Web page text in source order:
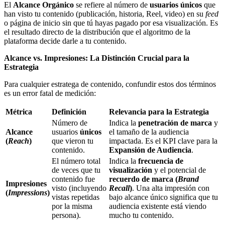
El Alcance Orgánico se refiere al número de usuarios únicos que
han visto tu contenido (publicación, historia, Reel, video) en su feed
o página de inicio sin que tú hayas pagado por esa visualización. Es
el resultado directo de la distribución que el algoritmo de la
plataforma decide darle a tu contenido.
Alcance vs. Impresiones: La Distinción Crucial para la
Estrategia
Para cualquier estratega de contenido, confundir estos dos términos
es un error fatal de medición:
Métrica Definición Relevancia para la Estrategia
Alcance
(Reach)
Número de
usuarios únicos
que vieron tu
contenido.
Indica la penetración de marca y
el tamaño de la audiencia
impactada. Es el KPI clave para la
Expansión de Audiencia.
Impresiones
(Impressions)
El número total
de veces que tu
contenido fue
visto (incluyendo
vistas repetidas
por la misma
persona).
Indica la frecuencia de
visualización y el potencial de
recuerdo de marca (Brand
Recall). Una alta impresión con
bajo alcance único significa que tu
audiencia existente está viendo
mucho tu contenido.